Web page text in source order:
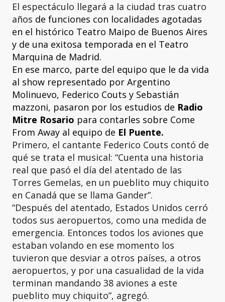
El espectáculo llegará a la ciudad tras cuatro
años de funciones con localidades agotadas
en el histórico Teatro Maipo de Buenos Aires
y de una exitosa temporada en el Teatro
Marquina de Madrid.
En ese marco, parte del equipo que le da vida
al show representado por Argentino
Molinuevo, Federico Couts y Sebastián
mazzoni, pasaron por los estudios de Radio
Mitre Rosario para contarles sobre Come
From Away al equipo de El Puente.
Primero, el cantante Federico Couts contó de
qué se trata el musical: “Cuenta una historia
real que pasó el día del atentado de las
Torres Gemelas, en un pueblito muy chiquito
en Canadá que se llama Gander”.
“Después del atentado, Estados Unidos cerró
todos sus aeropuertos, como una medida de
emergencia. Entonces todos los aviones que
estaban volando en ese momento los
tuvieron que desviar a otros países, a otros
aeropuertos, y por una casualidad de la vida
terminan mandando 38 aviones a este
pueblito muy chiquito”, agregó.